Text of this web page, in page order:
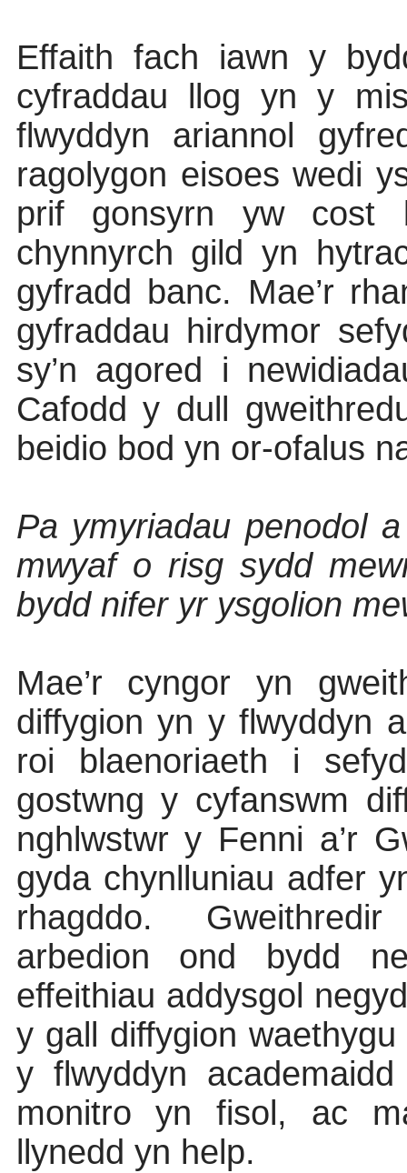
Effaith fach iawn y
cyfraddau llog yn y
flwyddyn ariannol
ragolygon eisoes wedi
prif gonsyrn yw cost
chynnyrch gild yn
gyfradd banc. Mae’r
gyfraddau hirdymor
sy’n agored i
Cafodd y dull
beidio bod yn or-ofalus
Pa ymyriadau penodol
mwyaf o risg sydd
bydd nifer yr ysgolion
Mae’r cyngor yn
diffygion yn y flwyddyn
roi blaenoriaeth i
gostwng y cyfanswm
nghlwstwr y Fenni a’r
gyda chynlluniau adfer
rhagddo.
arbedion ond bydd
effeithiau addysgol
y gall diffygion
y flwyddyn
monitro yn fisol, ac
llynedd yn help.